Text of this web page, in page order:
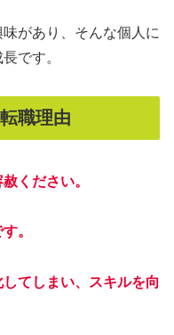
があり、そんな個人に
です。
職理由
ください。
。
てしまい、スキルを向